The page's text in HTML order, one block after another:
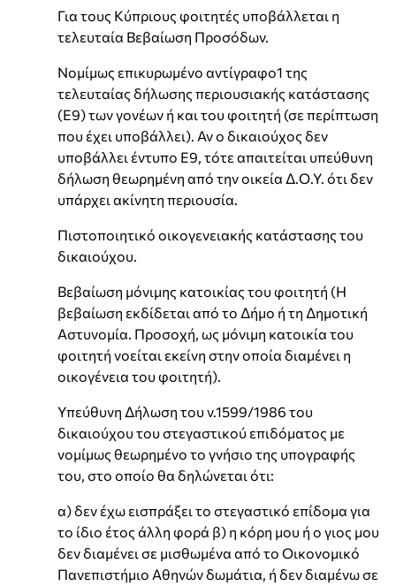
Για τους Κύπριους φοιτητές υποβάλλεται η
τελευταία Βεβαίωση Προσόδων.
Νομίμως επικυρωμένο αντίγραφο1 της
τελευταίας δήλωσης περιουσιακής κατάστασης
(Ε9) των γονέων ή και του φοιτητή (σε περίπτωση
που έχει υποβάλλει). Αν ο δικαιούχος δεν
υποβάλλει έντυπο Ε9, τότε απαιτείται υπεύθυνη
δήλωση θεωρημένη από την οικεία Δ.Ο.Υ. ότι δεν
υπάρχει ακίνητη περιουσία.
Πιστοποιητικό οικογενειακής κατάστασης του
δικαιούχου.
Βεβαίωση μόνιμης κατοικίας του φοιτητή (Η
βεβαίωση εκδίδεται από το Δήμο ή τη Δημοτική
Αστυνομία. Προσοχή, ως μόνιμη κατοικία του
φοιτητή νοείται εκείνη στην οποία διαμένει η
οικογένεια του φοιτητή).
Υπεύθυνη Δήλωση του ν.1599/1986 του
δικαιούχου του στεγαστικού επιδόματος με
νομίμως θεωρημένο το γνήσιο της υπογραφής
του, στο οποίο θα δηλώνεται ότι:
α) δεν έχω εισπράξει το στεγαστικό επίδομα για
το ίδιο έτος άλλη φορά β) η κόρη μου ή ο γιος μου
δεν διαμένει σε μισθωμένα από το Οικονομικό
Πανεπιστήμιο Αθηνών δωμάτια, ή δεν διαμένω σε